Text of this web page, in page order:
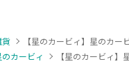
貨
【星のカービィ】星のカ
のカービィ 【星のカービィ